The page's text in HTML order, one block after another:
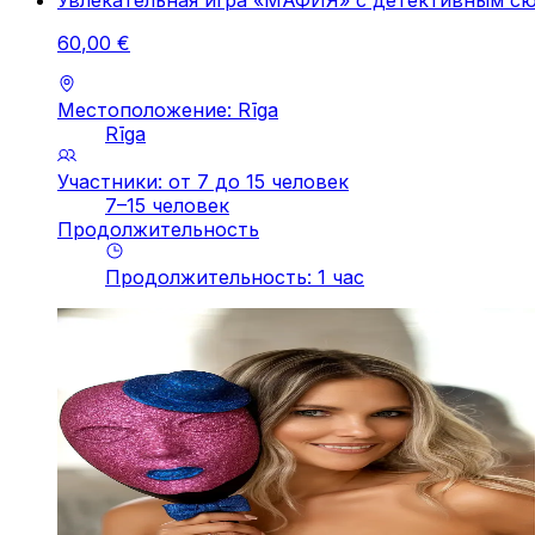
60,00 €
Местоположение: Rīga
Rīga
Участники: от 7 до 15 человек
7–15 человек
Продолжительность
Продолжительность: 1 час